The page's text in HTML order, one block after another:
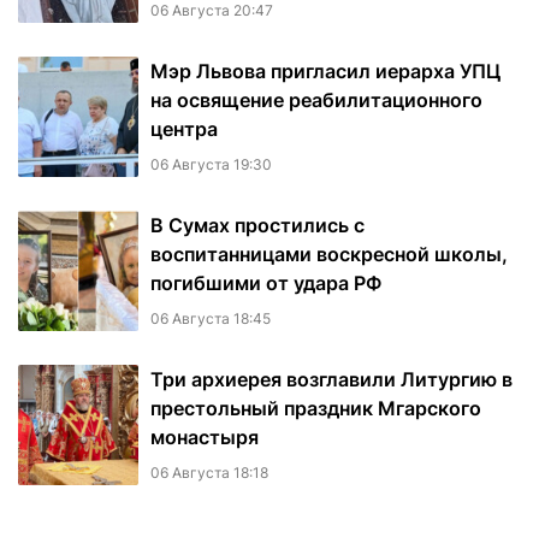
06 Августа 20:47
Мэр Львова пригласил иерарха УПЦ
на освящение реабилитационного
центра
06 Августа 19:30
В Сумах простились с
воспитанницами воскресной школы,
погибшими от удара РФ
06 Августа 18:45
Три архиерея возглавили Литургию в
престольный праздник Мгарского
монастыря
06 Августа 18:18